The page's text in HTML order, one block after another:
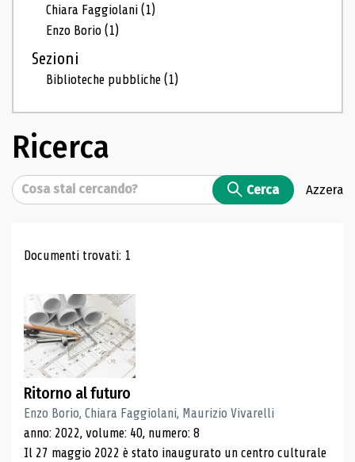
Chiara Faggiolani(1)
Enzo Borio(1)
Sezioni
Biblioteche pubbliche(1)
Ricerca
Cerca Cerca Azzera
Risultati di ricerca
Documenti trovati: 1
Ritorno al futuro
Enzo Borio, Chiara Faggiolani, Maurizio Vivarelli
anno: 2022, volume: 40, numero: 8
Il 27 maggio 2022 è stato inaugurato un centro culturale